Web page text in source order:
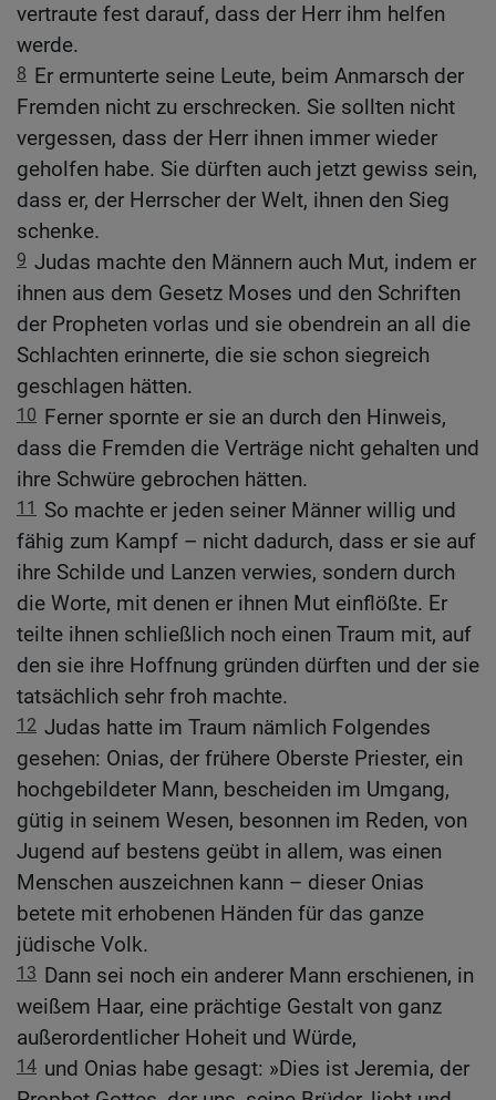
vertraute fest darauf, dass der Herr ihm helfen
werde.
8 Er ermunterte seine Leute, beim Anmarsch der
Fremden nicht zu erschrecken. Sie sollten nicht
vergessen, dass der Herr ihnen immer wieder
geholfen habe. Sie dürften auch jetzt gewiss sein,
dass er, der Herrscher der Welt, ihnen den Sieg
schenke.
9 Judas machte den Männern auch Mut, indem er
ihnen aus dem Gesetz Moses und den Schriften
der Propheten vorlas und sie obendrein an all die
Schlachten erinnerte, die sie schon siegreich
geschlagen hätten.
10 Ferner spornte er sie an durch den Hinweis,
dass die Fremden die Verträge nicht gehalten und
ihre Schwüre gebrochen hätten.
11
So machte er jeden seiner Männer willig und
fähig zum Kampf – nicht dadurch, dass er sie auf
ihre Schilde und Lanzen verwies, sondern durch
die Worte, mit denen er ihnen Mut einflößte. Er
teilte ihnen schließlich noch einen Traum mit, auf
den sie ihre Hoffnung gründen dürften und der sie
tatsächlich sehr froh machte.
12 Judas hatte im Traum nämlich Folgendes
gesehen: Onias, der frühere Oberste Priester, ein
hochgebildeter Mann, bescheiden im Umgang,
gütig in seinem Wesen, besonnen im Reden, von
Jugend auf bestens geübt in allem, was einen
Menschen auszeichnen kann – dieser Onias
betete mit erhobenen Händen für das ganze
jüdische Volk.
13 Dann sei noch ein anderer Mann erschienen, in
weißem Haar, eine prächtige Gestalt von ganz
außerordentlicher Hoheit und Würde,
14 und Onias habe gesagt: »Dies ist Jeremia, der